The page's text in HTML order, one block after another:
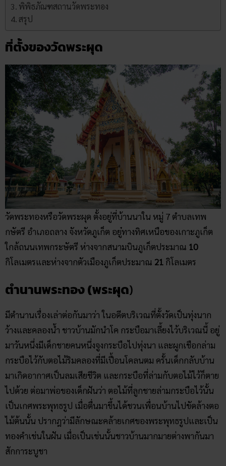
พิพิธภัณฑสถานวัดพระทอง
สรุป
ที่ตั้งของวัดพระผุด
วัดพระทองหรือวัดพระผุด ตั้งอยู่ที่บ้านนาใน หมู่ 7 ตำบลเทพ
กษัตรี อำเภอถลาง จังหวัดภูเก็ต อยู๋ทางทิศเหนือของเกาะภูเก็ต
ใกล้ถนนเทพกระษัตรี ห่างจากสนามบินภูเก็ตประมาณ 10
กิโลเมตรและห่างจากตัวเมืองภูเก็ตประมาณ 21 กิโลเมตร
ตำนานพระทอง (พระผุด)
มีตำนานเรื่องเล่าต่อกันมาว่า ในอดีตบริเวณที่ตั้งวัดเป็นทุ่งนาก
ว้างและคลองน้ำ ชาวบ้านมักนำโค กระบือมาเลี้ยงไว้บริเวณนี้ อยู่
มาวันหนึ่งมีเด็กชายคนหนึ่งจูงกระบือไปทุ่งนา และผูกเชือกล่าม
กระบือไว้กับตอไม้ริมคลองที่มีเปื้อนโคลนตม ครั้นเด็กกลับบ้าน
มาเกิดอากาศเป็นลมเสียชีวิต และกระบือที่ล่ามกับตอไม้ไว้ก็ตาย
ไปด้วย ต่อมาพ่อของเด็กฝันว่า ตอไม้ที่ลูกชายล่ามกระบือไว้นั้น
เป็นเกศพระพุทธรูป เมื่อตื่นมาขึ้นได้ชวนเพื่อนบ้านไปขัดล้างตอ
ไม้ต้นนั้น ปรากฎว่ามีลักษณะคล้ายเกศของพระพุทธรูปและเป็น
ทองคำเช่นในฝัน เมื่อเป็นเช่นนั้นชาวบ้านมากมายต่างพากันมา
สักการะบูชา